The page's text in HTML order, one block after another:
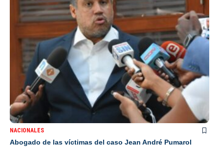
NACIONALES
Abogado de las víctimas del caso Jean André Pumarol